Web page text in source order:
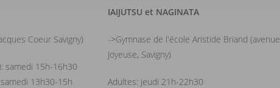
Coeur Savigny)
samedi 15h-16h30
13h30-15h
IAIJUTSU et NAGINATA
->Gymnase de l'école Aristide Briand (avenue
Joyeuse, Savigny)
Adultes: jeudi 21h-22h30